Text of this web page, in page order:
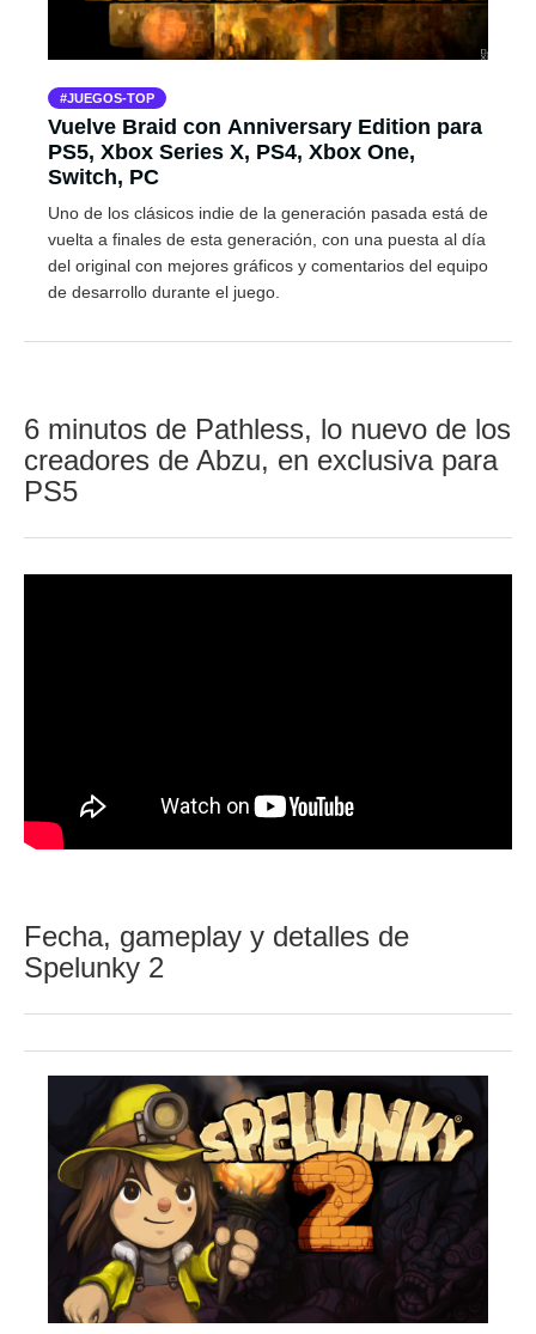
JUEGOS-TOP
Vuelve Braid con Anniversary Edition para
PS5, Xbox Series X, PS4, Xbox One,
Switch, PC
Uno de los clásicos indie de la generación pasada está de
vuelta a finales de esta generación, con una puesta al día
del original con mejores gráficos y comentarios del equipo
de desarrollo durante el juego.
6 minutos de Pathless, lo nuevo de los
creadores de Abzu, en exclusiva para
PS5
Fecha, gameplay y detalles de
Spelunky 2